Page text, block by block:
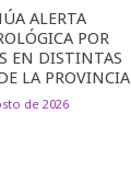
ALERTA
POR
EN DISTINTAS
LA PROVINCIA
de 2026